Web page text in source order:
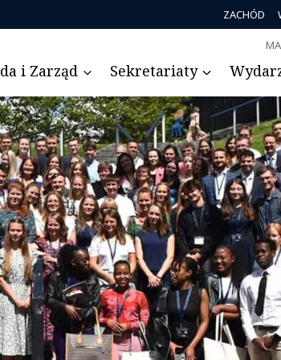
ZACHÓD
i Zarząd Sekretariaty